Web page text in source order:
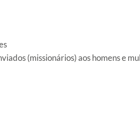
(missionários) aos homens e